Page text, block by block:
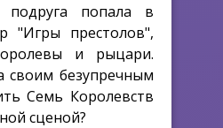
попала в
"Игры престолов",
и рыцари.
безупречным
Семь Королевств
сценой?